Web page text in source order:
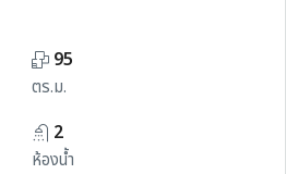
95
ตร.ม.
2
ห้องน้ำ